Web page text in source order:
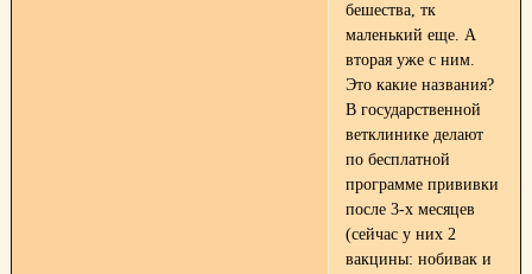
бешества, тк
маленький еще. А
вторая уже с ним.
Это какие названия?
В государственной
ветклинике делают
по бесплатной
программе прививки
после 3-х месяцев
(сейчас у них 2
вакцины: нобивак и